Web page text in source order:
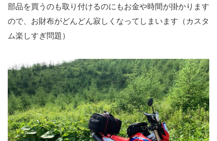
部品を買うのも取り付けるのにもお金や時間が掛かります
ので、お財布がどんどん寂しくなってしまいます（カスタ
ム楽しすぎ問題）